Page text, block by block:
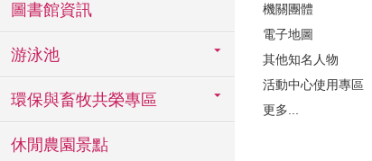
圖書館資訊
游泳池
環保與畜牧共榮專區
休閒農園景點
機關團體
電子地圖
其他知名人物
活動中心使用專區
更多...